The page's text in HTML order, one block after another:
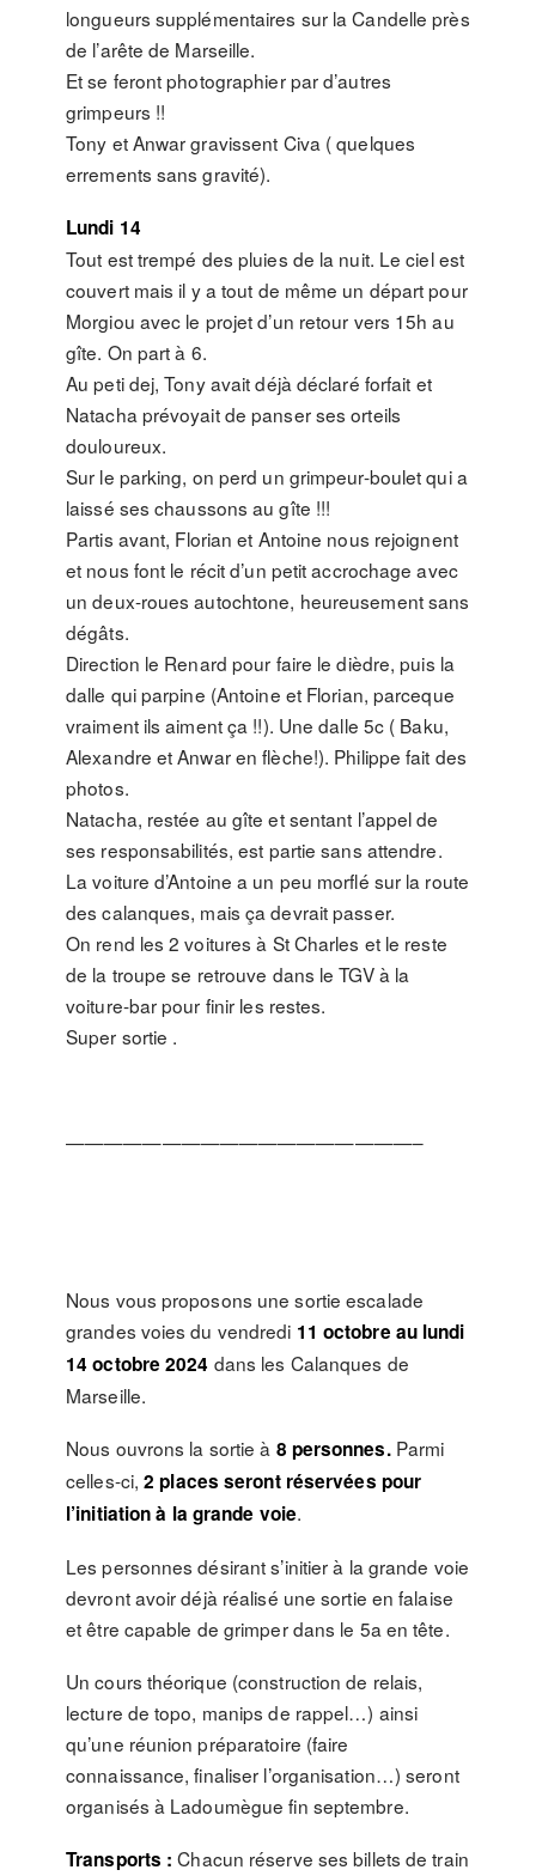
longueurs supplémentaires sur la Candelle près
de l’arête de Marseille.
Et se feront photographier par d’autres
grimpeurs !!
Tony et Anwar gravissent Civa ( quelques
errements sans gravité).
Lundi 14
Tout est trempé des pluies de la nuit. Le ciel est
couvert mais il y a tout de même un départ pour
Morgiou avec le projet d’un retour vers 15h au
gîte. On part à 6.
Au peti dej, Tony avait déjà déclaré forfait et
Natacha prévoyait de panser ses orteils
douloureux.
Sur le parking, on perd un grimpeur-boulet qui a
laissé ses chaussons au gîte !!!
Partis avant, Florian et Antoine nous rejoignent
et nous font le récit d’un petit accrochage avec
un deux-roues autochtone, heureusement sans
dégâts.
Direction le Renard pour faire le dièdre, puis la
dalle qui parpine (Antoine et Florian, parceque
vraiment ils aiment ça !!). Une dalle 5c ( Baku,
Alexandre et Anwar en flèche!). Philippe fait des
photos.
Natacha, restée au gîte et sentant l’appel de
ses responsabilités, est partie sans attendre.
La voiture d’Antoine a un peu morflé sur la route
des calanques, mais ça devrait passer.
On rend les 2 voitures à St Charles et le reste
de la troupe se retrouve dans le TGV à la
voiture-bar pour finir les restes.
Super sortie .
——————————————————–
Nous vous proposons une sortie escalade
grandes voies du vendredi 11 octobre au lundi
14 octobre 2024 dans les Calanques de
Marseille.
Nous ouvrons la sortie à 8 personnes.Parmi
celles-ci,2 places seront réservées pour
l’initiation à la grande voie.
Les personnes désirant s’initier à la grande voie
devront avoir déjà réalisé une sortie en falaise
et être capable de grimper dans le 5a en tête.
Un cours théorique (construction de relais,
lecture de topo, manips de rappel…) ainsi
qu’une réunion préparatoire (faire
connaissance, finaliser l’organisation…) seront
organisés à Ladoumègue fin septembre.
Transports : Chacun réserve ses billets de train